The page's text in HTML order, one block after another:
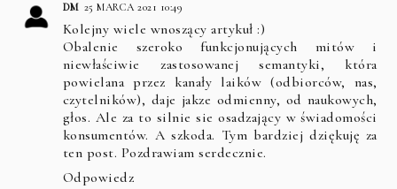
DM 25 MARCA 2021 10:49
Kolejny wiele wnoszący artykuł :)
Obalenie szeroko funkcjonujących mitów i
niewłaściwie zastosowanej semantyki, która
powielana przez kanały laików (odbiorców, nas,
czytelników), daje jakze odmienny, od naukowych,
głos. Ale za to silnie sie osadzający w świadomości
konsumentów. A szkoda. Tym bardziej dziękuję za
ten post. Pozdrawiam serdecznie.
Odpowiedz